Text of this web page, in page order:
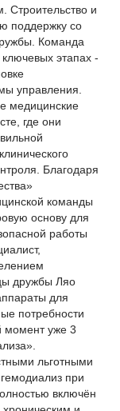
Строительство и
поддержку со
Команда
этапах -
управления.
медицинские
где они
Благодаря
команды
основу для
работы
дружбы Ляо
для
потребности
момент уже 3
льготными
при
включён